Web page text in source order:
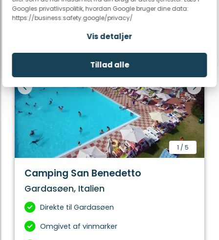
Googles privatlivspolitik, hvordan Google bruger dine data:
https://business.safety.google/privacy/
Vis detaljer
Tillad alle
1 / 5
Camping San Benedetto
Gardasøen, Italien
Direkte til Gardasøen
Omgivet af vinmarker